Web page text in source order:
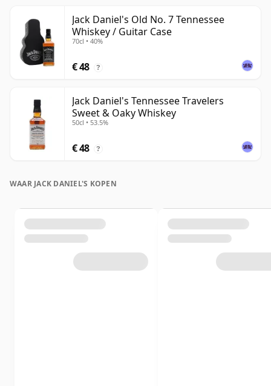
Jack Daniel's Old No. 7 Tennessee
Whiskey / Guitar Case
70cl • 40%
€ 48 ?
Jack Daniel's Tennessee Travelers
Sweet & Oaky Whiskey
50cl • 53.5%
€ 48 ?
WAAR JACK DANIEL'S KOPEN